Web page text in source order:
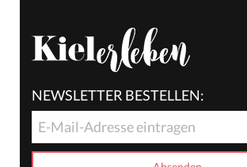
NEWSLETTER BESTELLEN: